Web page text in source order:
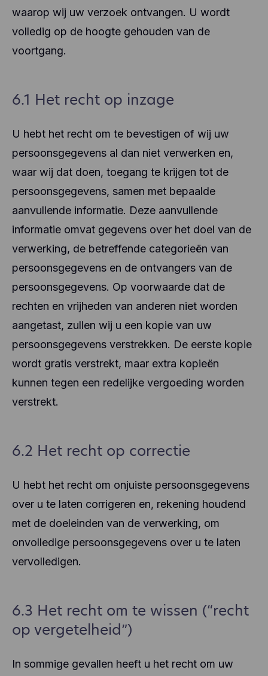
waarop wij uw verzoek ontvangen. U wordt
volledig op de hoogte gehouden van de
voortgang.
6.1 Het recht op inzage
U hebt het recht om te bevestigen of wij uw
persoonsgegevens al dan niet verwerken en,
waar wij dat doen, toegang te krijgen tot de
persoonsgegevens, samen met bepaalde
aanvullende informatie. Deze aanvullende
informatie omvat gegevens over het doel van de
verwerking, de betreffende categorieën van
persoonsgegevens en de ontvangers van de
persoonsgegevens. Op voorwaarde dat de
rechten en vrijheden van anderen niet worden
aangetast, zullen wij u een kopie van uw
persoonsgegevens verstrekken. De eerste kopie
wordt gratis verstrekt, maar extra kopieën
kunnen tegen een redelijke vergoeding worden
verstrekt.
6.2 Het recht op correctie
U hebt het recht om onjuiste persoonsgegevens
over u te laten corrigeren en, rekening houdend
met de doeleinden van de verwerking, om
onvolledige persoonsgegevens over u te laten
vervolledigen.
6.3 Het recht om te wissen (“recht
op vergetelheid”)
In sommige gevallen heeft u het recht om uw